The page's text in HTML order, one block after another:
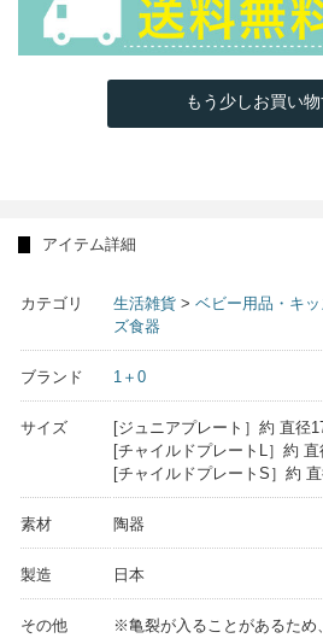
もう少しお買い物
アイテム詳細
カテゴリ 生活雑貨 > ベビー用品・キ
ズ食器
ブランド 1＋0
サイズ
[ジュニアプレート］約 直径
[チャイルドプレートL］​​​​​​​約
[チャイルドプレートS］約
素材 陶器
製造 日本
その他
※亀裂が入ることがあるため